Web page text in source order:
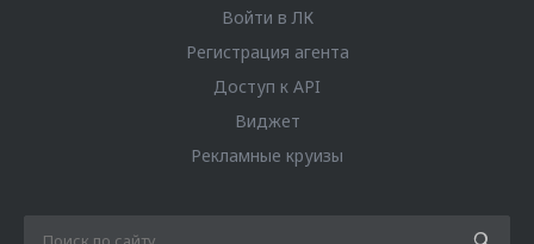
Войти в ЛК
Регистрация агента
Доступ к API
Виджет
Рекламные круизы